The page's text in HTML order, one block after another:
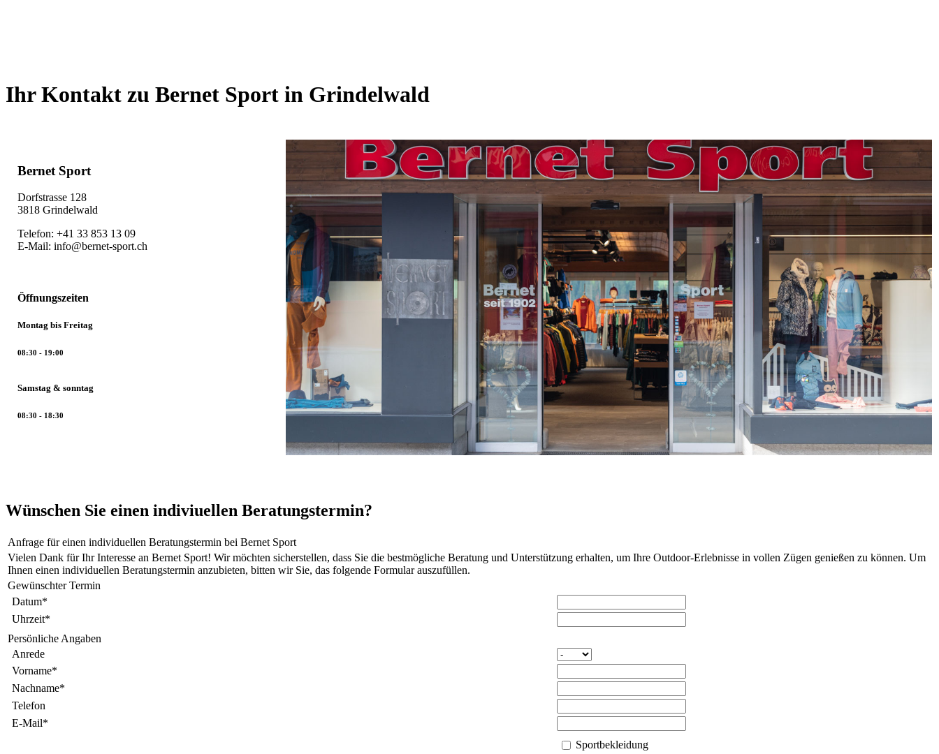
Ihr Kontakt zu Bernet Sport in Grindelwald
Bernet Sport
Dorfstrasse 128
3818 Grindelwald
Telefon: +41 33 853 13 09
E-Mail: info@bernet-sport.ch
Öffnungszeiten
Montag bis Freitag
08:30 - 19:00
Samstag & sonntag
08:30 - 18:30
Wünschen Sie einen indiviuellen Beratungstermin?
Anfrage für einen individuellen Beratungstermin bei Bernet Sport
Vielen Dank für Ihr Interesse an Bernet Sport! Wir möchten sicherstellen, dass Sie die bestmögliche Beratung und Unterstützung erhalten, um Ihre Outdoor-Erlebnisse in vollen Zügen genießen zu können. Um
Ihnen einen individuellen Beratungstermin anzubieten, bitten wir Sie, das folgende Formular auszufüllen.
Gewünschter Termin
Datum*
Uhrzeit*
Persönliche Angaben
Anrede
Vorname*
Nachname*
Telefon
E-Mail*
Sportbekleidung